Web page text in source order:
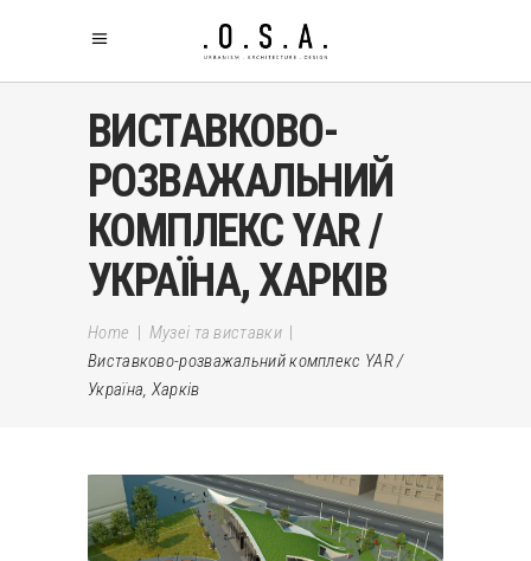
ВИСТАВКОВО-
РОЗВАЖАЛЬНИЙ
КОМПЛЕКС YAR /
УКРАЇНА, ХАРКІВ
Home | Музеі та виставки|
Виставково-розважальний комплекс YAR /
Україна, Харків